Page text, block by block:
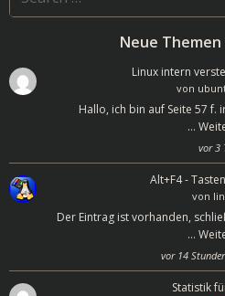
for:
Neue Themen
Linux intern
von
Hallo, ich bin auf Seite 57
…
vor 3
Alt+F4 -
von
Der Eintrag ist vorhanden,
…
vor 14
Statistik